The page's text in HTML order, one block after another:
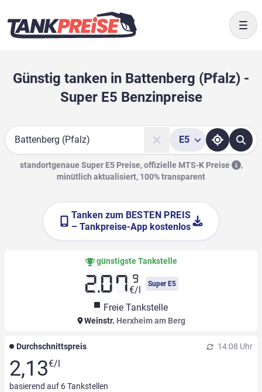
Günstig tanken in Battenberg (Pfalz) -
Super E5 Benzinpreise
Suche
E5
standortgenaue Super E5 Preise, offizielle MTS-K Preise
,
minütlich aktualisiert, 100% transparent
Tanken zum BESTEN PREIS
– Tankpreise-App kostenlos
günstigste Tankstelle
2.07 9
€/l
Super E5
Freie Tankstelle
Weinstr. Herxheim am Berg
Durchschnittspreis 14:08 Uhr
2,13€/l
basierend auf 6Tankstellen